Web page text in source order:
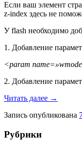
Если ваш элемент
z-index здесь не
У flash необходимо
1. Добавление
<param
2. Добавление
Читать далее →
Запись опубликована
Рубрики